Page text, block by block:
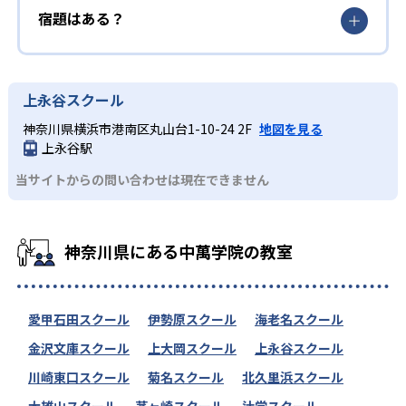
相模原 -
東京科学大学附属科学技術 -
東京学芸大学附属
東京工業高等専門
陸上自衛隊高等工科 - 鎌倉学園
武相 - 英理女子学院 -
宿題はある？
上永谷スクール
神奈川県横浜市港南区丸山台1-10-24 2F 地図を見る
上永谷駅
当サイトからの問い合わせは現在できません
神奈川県にある中萬学院の教室
愛甲石田スクール 伊勢原スクール
海老名スクール
金沢文庫スクール
上大岡スクール
上永谷スクール
川崎東口スクール
菊名スクール
北久里浜スクール